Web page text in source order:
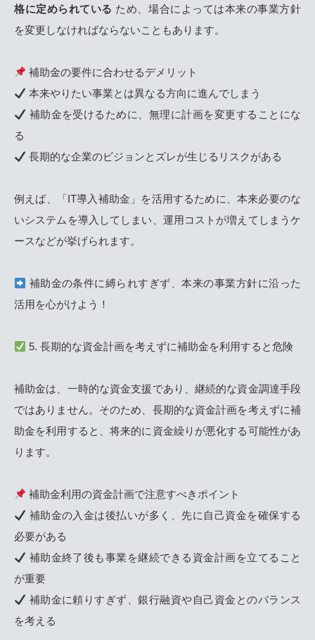
格に定められている ため、場合によっては本来の事業方針
を変更しなければならないこともあります。
補助金の要件に合わせるデメリット
本来やりたい事業とは異なる方向に進んでしまう
補助金を受けるために、無理に計画を変更することにな
る
長期的な企業のビジョンとズレが生じるリスクがある
例えば、「IT導入補助金」を活用するために、本来必要のな
いシステムを導入してしまい、運用コストが増えてしまうケ
ースなどが挙げられます。
補助金の条件に縛られすぎず、本来の事業方針に沿った
活用を心がけよう！
5. 長期的な資金計画を考えずに補助金を利用すると危険
補助金は、一時的な資金支援であり、継続的な資金調達手段
ではありません。そのため、長期的な資金計画を考えずに補
助金を利用すると、将来的に資金繰りが悪化する可能性があ
ります。
補助金利用の資金計画で注意すべきポイント
補助金の入金は後払いが多く、先に自己資金を確保する
必要がある
補助金終了後も事業を継続できる資金計画を立てること
が重要
補助金に頼りすぎず、銀行融資や自己資金とのバランス
を考える